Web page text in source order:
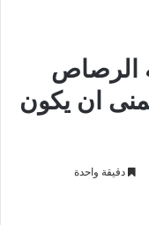
الرصاص
ان يكون
دقيقة واحدة